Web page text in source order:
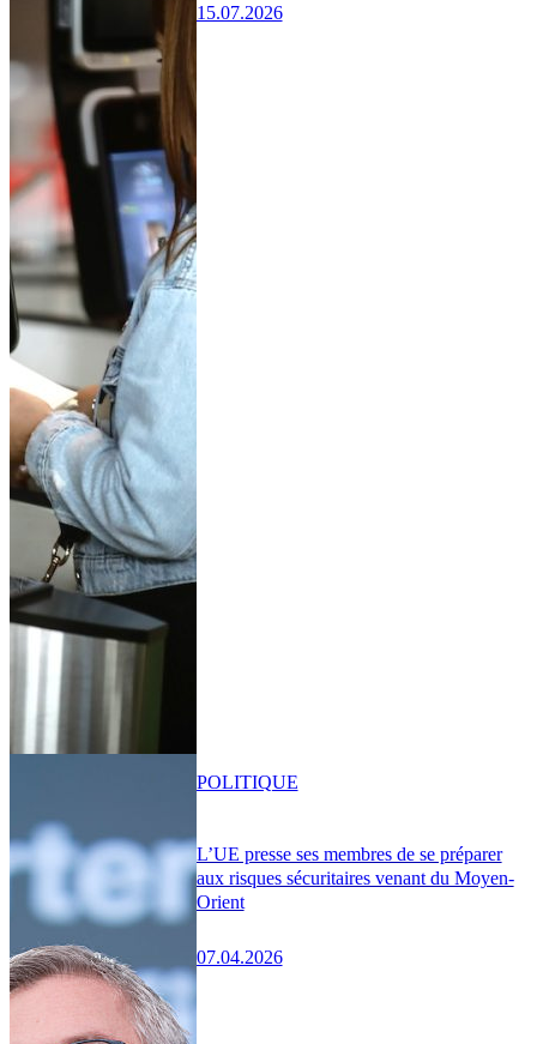
15.07.2026
L’UE presse ses membres de se préparer
aux risques sécuritaires venant du Moyen-
Orient
07.04.2026
POLITIQUE